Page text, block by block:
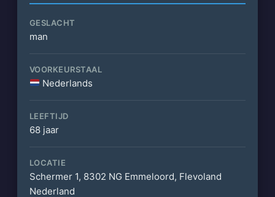
GESLACHT
man
VOORKEURSTAAL
Nederlands
LEEFTIJD
68 jaar
LOCATIE
Schermer 1, 8302 NG Emmeloord, Flevoland
Nederland